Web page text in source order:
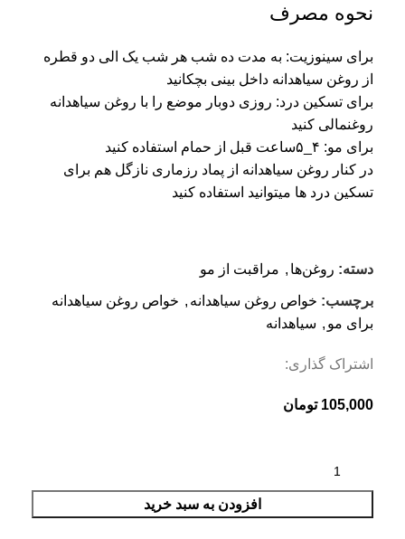
نحوه مصرف
برای سینوزیت: به مدت ده شب هر شب یک الی دو قطره
از روغن سیاهدانه داخل بینی بچکانید
برای تسکین درد: روزی دوبار موضع را با روغن سیاهدانه
روغنمالی کنید
برای مو: ۴_۵ساعت قبل از حمام استفاده کنید
در کنار روغن سیاهدانه از پماد رزماری نازگل هم برای
تسکین درد ها میتوانید استفاده کنید
دسته: روغن‌ها , مراقبت از مو
برچسب: خواص روغن سیاهدانه , خواص روغن سیاهدانه
برای مو , سیاهدانه
اشتراک گذاری:
105,000 تومان
افزودن به سبد خرید